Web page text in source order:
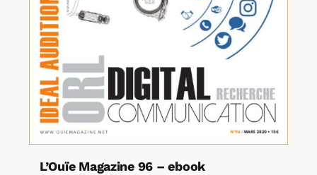
L’Ouïe Magazine 96 – ebook